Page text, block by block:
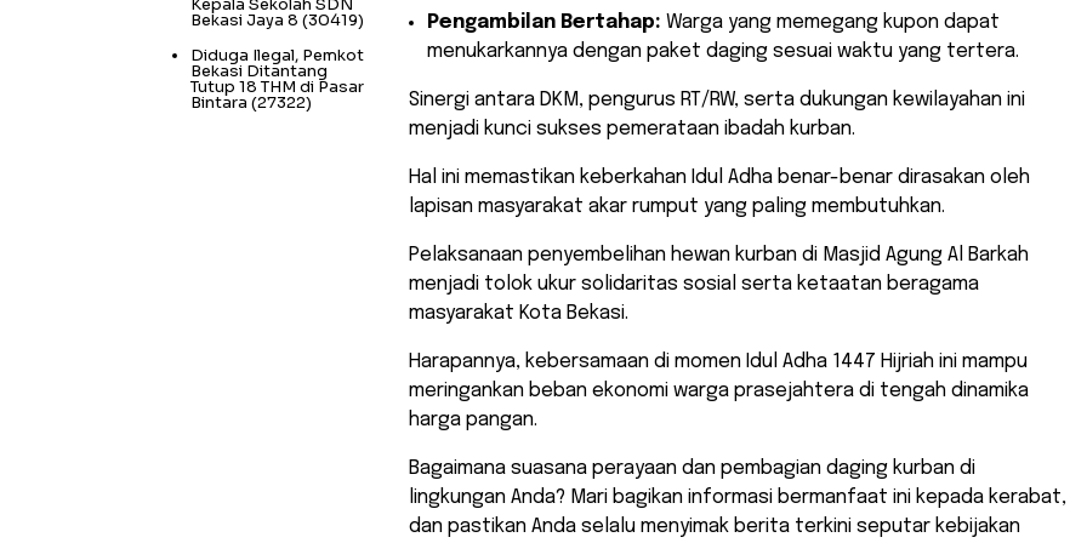
Pengambilan Bertahap: Warga yang memegang kupon dapat
menukarkannya dengan paket daging sesuai waktu yang tertera.
​Sinergi antara DKM, pengurus RT/RW, serta dukungan kewilayahan ini
menjadi kunci sukses pemerataan ibadah kurban.
Hal ini memastikan keberkahan Idul Adha benar-benar dirasakan oleh
lapisan masyarakat akar rumput yang paling membutuhkan.
​Pelaksanaan penyembelihan hewan kurban di Masjid Agung Al Barkah
menjadi tolok ukur solidaritas sosial serta ketaatan beragama
masyarakat Kota Bekasi.
Harapannya, kebersamaan di momen Idul Adha 1447 Hijriah ini mampu
meringankan beban ekonomi warga prasejahtera di tengah dinamika
harga pangan.
​Bagaimana suasana perayaan dan pembagian daging kurban di
lingkungan Anda? Mari bagikan informasi bermanfaat ini kepada kerabat,
dan pastikan Anda selalu menyimak berita terkini seputar kebijakan
Kepala Sekolah SDN
Bekasi Jaya 8 (30419)
Diduga Ilegal, Pemkot
Bekasi Ditantang
Tutup 18 THM di Pasar
Bintara (27322)